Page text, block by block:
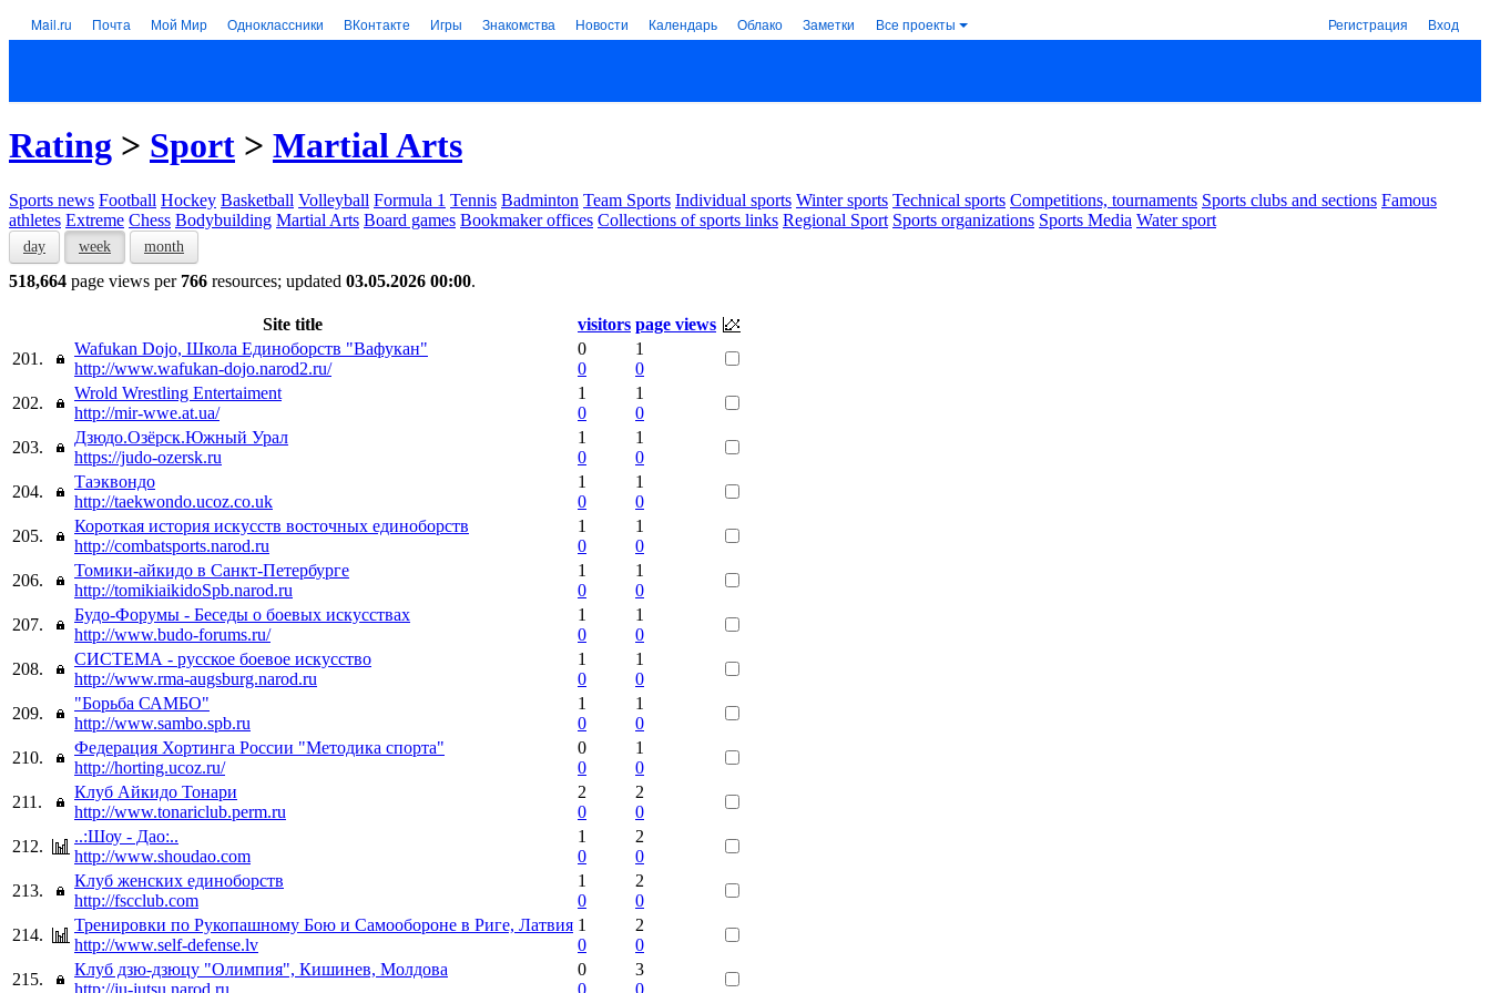
Mail.ru Почта Мой Мир Одноклассники ВКонтакте Игры Знакомства Новости Календарь Облако Заметки Все проекты Регистрация Вход
Rating > Sport > Martial Arts
Sports news Football Hockey Basketball Volleyball Formula 1 Tennis Badminton Team Sports Individual sports Winter sports Technical sports Competitions, tournaments Sports clubs and sections Famous
athletes Extreme Chess Bodybuilding Martial Arts Board games Bookmaker offices Collections of sports links Regional Sport Sports organizations Sports Media Water sport
day week month
518,664 page views per 766 resources; updated 03.05.2026 00:00.
Site title visitors page views
201.
Wafukan Dojo, Школа Единоборств "Вафукан"
http://www.wafukan-dojo.narod2.ru/
0
0
1
0
202.
Wrold Wrestling Entertaiment
http://mir-wwe.at.ua/
1
0
1
0
203.
Дзюдо.Озёрск.Южный Урал
https://judo-ozersk.ru
1
0
1
0
204.
Таэквондо
http://taekwondo.ucoz.co.uk
1
0
1
0
205.
Короткая история искусств восточных единоборств
http://combatsports.narod.ru
1
0
1
0
206.
Томики-айкидо в Санкт-Петербурге
http://tomikiaikidoSpb.narod.ru
1
0
1
0
207.
Будо-Форумы - Беседы о боевых искусствах
http://www.budo-forums.ru/
1
0
1
0
208.
СИСТЕМА - русское боевое искусство
http://www.rma-augsburg.narod.ru
1
0
1
0
209.
"Борьба САМБО"
http://www.sambo.spb.ru
1
0
1
0
210.
Федерация Хортинга России "Методика спорта"
http://horting.ucoz.ru/
0
0
1
0
211.
Клуб Айкидо Тонари
http://www.tonariclub.perm.ru
2
0
2
0
212.
..:Шоу - Дао:..
http://www.shoudao.com
1
0
2
0
213.
Клуб женских единоборств
http://fscclub.com
1
0
2
0
214.
Тренировки по Рукопашному Бою и Самообороне в Риге, Латвия
http://www.self-defense.lv
1
0
2
0
215.
Клуб дзю-дзюцу "Олимпия", Кишинев, Молдова
http://ju-jutsu.narod.ru
0
0
3
0